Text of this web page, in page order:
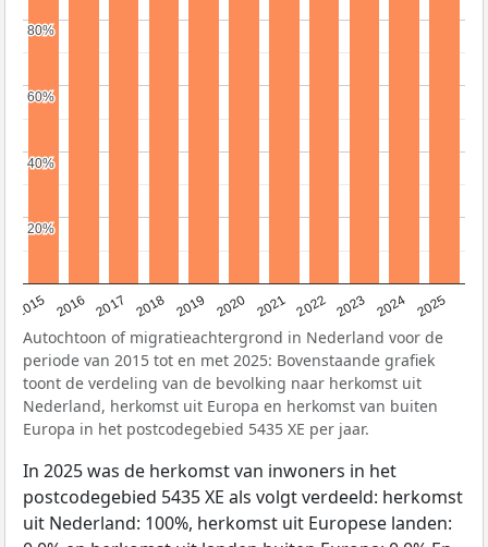
2015 2016 2017 2018 2019 2020 2021 2022 2023 2024 2025
20%
20%
40%
40%
60%
60%
80%
80%
Autochtoon of migratieachtergrond in Nederland voor de
periode van 2015 tot en met 2025: Bovenstaande grafiek
toont de verdeling van de bevolking naar herkomst uit
Nederland, herkomst uit Europa en herkomst van buiten
Europa in het postcodegebied 5435 XE per jaar.
In 2025 was de herkomst van inwoners in het
postcodegebied 5435 XE als volgt verdeeld: herkomst
uit Nederland: 100%, herkomst uit Europese landen: